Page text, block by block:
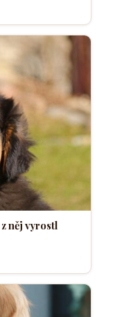
něj vyrostl